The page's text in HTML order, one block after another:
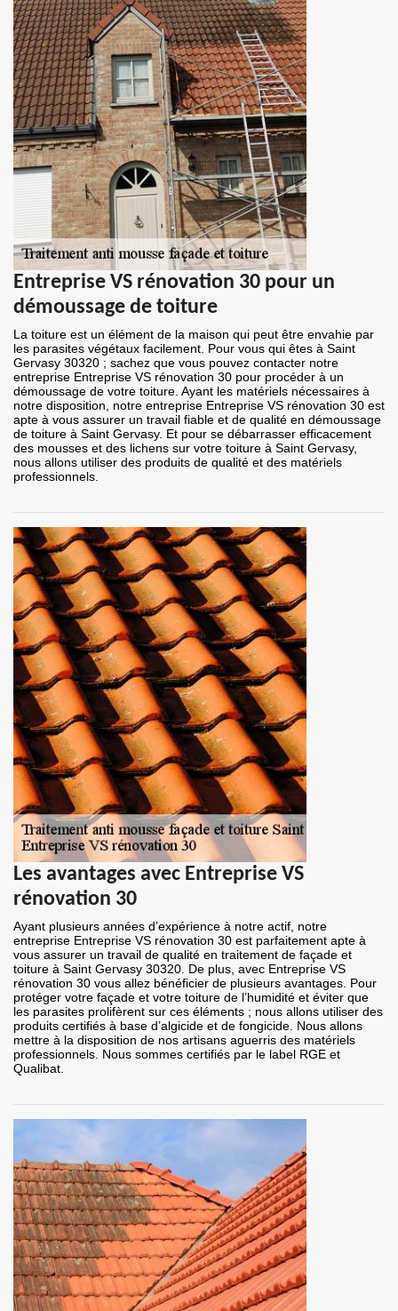
Entreprise VS rénovation 30 pour un
démoussage de toiture
La toiture est un élément de la maison qui peut être envahie par
les parasites végétaux facilement. Pour vous qui êtes à Saint
Gervasy 30320 ; sachez que vous pouvez contacter notre
entreprise Entreprise VS rénovation 30 pour procéder à un
démoussage de votre toiture. Ayant les matériels nécessaires à
notre disposition, notre entreprise Entreprise VS rénovation 30 est
apte à vous assurer un travail fiable et de qualité en démoussage
de toiture à Saint Gervasy. Et pour se débarrasser efficacement
des mousses et des lichens sur votre toiture à Saint Gervasy,
nous allons utiliser des produits de qualité et des matériels
professionnels.
Les avantages avec Entreprise VS
rénovation 30
Ayant plusieurs années d’expérience à notre actif, notre
entreprise Entreprise VS rénovation 30 est parfaitement apte à
vous assurer un travail de qualité en traitement de façade et
toiture à Saint Gervasy 30320. De plus, avec Entreprise VS
rénovation 30 vous allez bénéficier de plusieurs avantages. Pour
protéger votre façade et votre toiture de l’humidité et éviter que
les parasites prolifèrent sur ces éléments ; nous allons utiliser des
produits certifiés à base d’algicide et de fongicide. Nous allons
mettre à la disposition de nos artisans aguerris des matériels
professionnels. Nous sommes certifiés par le label RGE et
Qualibat.